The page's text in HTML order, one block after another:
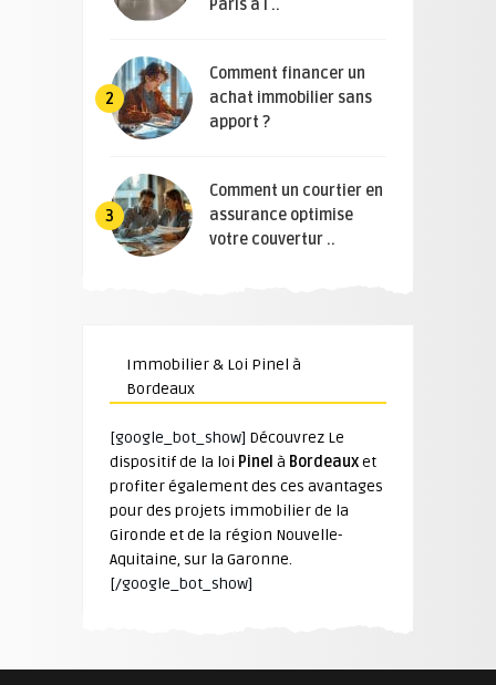
Paris à l ..
2
Comment financer un
achat immobilier sans
apport ?
3
Comment un courtier en
assurance optimise
votre couvertur ..
Immobilier & Loi Pinel à
Bordeaux
[google_bot_show] Découvrez Le
dispositif de la loi Pinel à Bordeauxet
profiter également des ces avantages
pour des projets immobilier de la
Gironde et de la région Nouvelle-
Aquitaine, sur la Garonne.
[/google_bot_show]